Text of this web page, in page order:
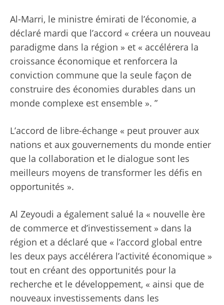
Al-Marri, le ministre émirati de l’économie, a
déclaré mardi que l’accord « créera un nouveau
paradigme dans la région » et « accélérera la
croissance économique et renforcera la
conviction commune que la seule façon de
construire des économies durables dans un
monde complexe est ensemble ». ”
L’accord de libre-échange « peut prouver aux
nations et aux gouvernements du monde entier
que la collaboration et le dialogue sont les
meilleurs moyens de transformer les défis en
opportunités ».
Al Zeyoudi a également salué la « nouvelle ère
de commerce et d’investissement » dans la
région et a déclaré que « l’accord global entre
les deux pays accélérera l’activité économique »
tout en créant des opportunités pour la
recherche et le développement, « ainsi que de
nouveaux investissements dans les